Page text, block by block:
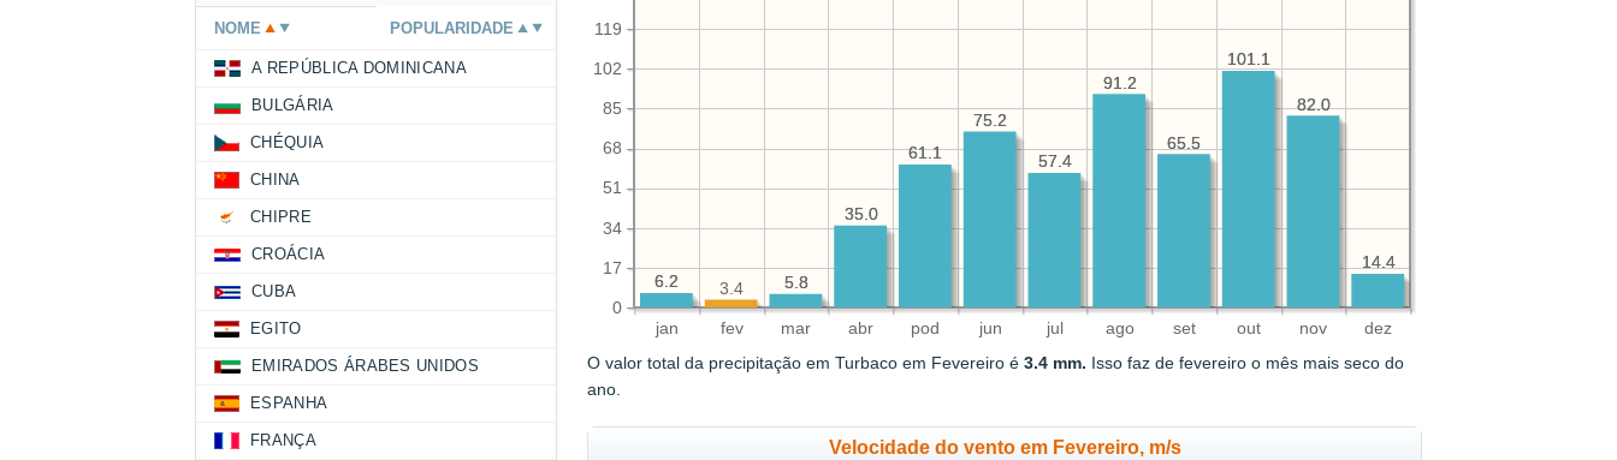
jan fev mar abr pod jun jul ago set out nov dez
0
17
34
51
68
85
102
119
14.4
82.0
101.1
65.5
91.2
57.4
75.2
61.1
35.0
5.8
6.2
14.4
82.0
101.1
65.5
91.2
57.4
75.2
61.1
35.0
5.8
3.4
6.2
O valor total da precipitação em Turbaco em Fevereiro é3.4 mm. Isso faz de fevereiro o mês mais seco do
ano.
Velocidade do vento em Fevereiro, m/s
NOME POPULARIDADE
A REPÚBLICA DOMINICANA
BULGÁRIA
CHÉQUIA
CHINA
CHIPRE
CROÁCIA
CUBA
EGITO
EMIRADOS ÁRABES UNIDOS
ESPANHA
FRANÇA